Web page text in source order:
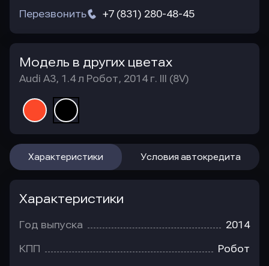
+7 (831) 280-48-45
Перезвонить
Модель в других цветах
Audi A3, 1.4 л Робот, 2014 г. III (8V)
Характеристики Условия автокредита
Характеристики
Год выпуска 2014
КПП Робот